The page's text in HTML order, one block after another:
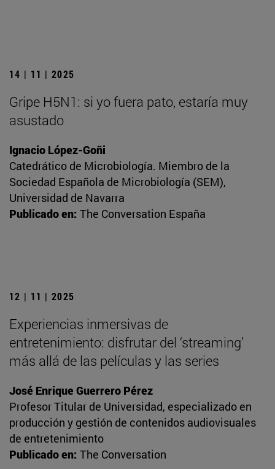
14 | 11 | 2025
Gripe H5N1: si yo fuera pato, estaría muy
asustado
Ignacio López-Goñi
Catedrático de Microbiología. Miembro de la
Sociedad Española de Microbiología (SEM),
Universidad de Navarra
Publicado en: The Conversation España
12 | 11 | 2025
Experiencias inmersivas de
entretenimiento: disfrutar del ‘streaming’
más allá de las películas y las series
José Enrique Guerrero Pérez
Profesor Titular de Universidad, especializado en
producción y gestión de contenidos audiovisuales
de entretenimiento
Publicado en: The Conversation